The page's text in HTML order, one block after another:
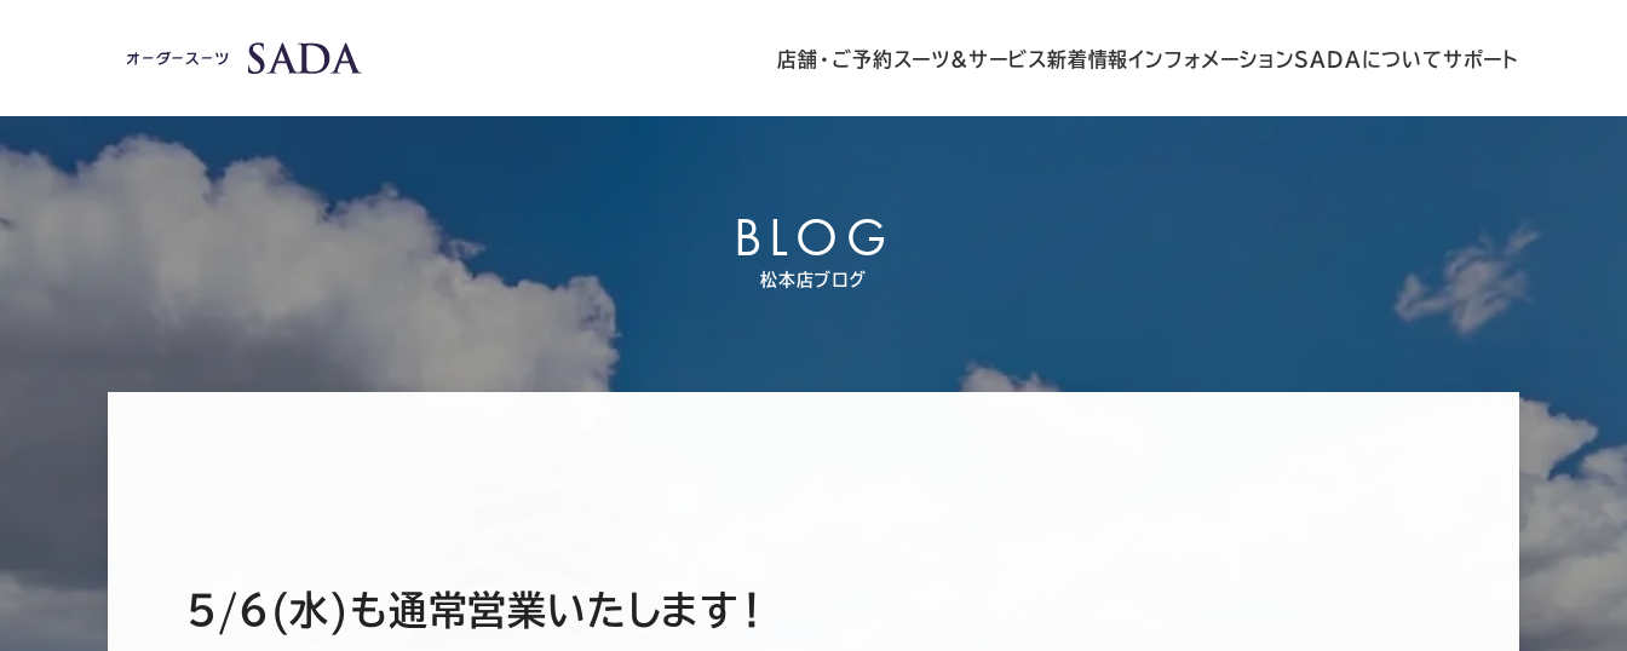
店舗・ご予約 スーツ&サービス新着情報インフォメーションSADAについてサポート
BLOG
松本店ブログ
5/6(水)も通常営業いたします！